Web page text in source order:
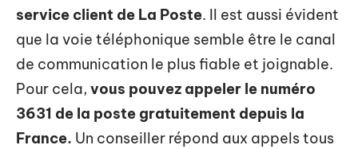
service client de La Poste. Il est aussi évident
que la voie téléphonique semble être le canal
de communication le plus fiable et joignable.
Pour cela, vous pouvez appeler le numéro
3631 de la poste gratuitement depuis la
France. Un conseiller répond aux appels tous